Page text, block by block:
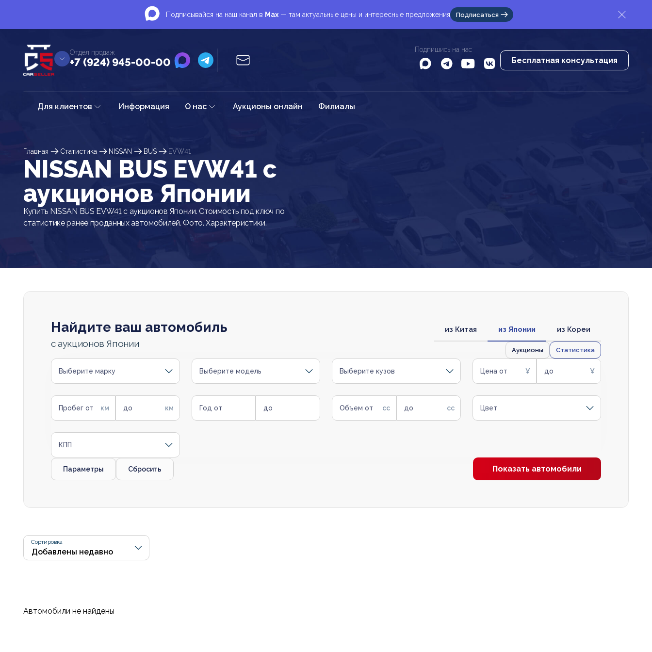
Подписывайся на наш канал в Max — там актуальные цены и интересные предложения Подписаться
Отдел продаж
+7 (924) 945-00-00
Подпишись на нас
Бесплатная консультация
Для клиентов Информация О нас Аукционы онлайн Филиалы
Главная Статистика NISSAN BUS EVW41
NISSAN BUS EVW41 c
аукционов Японии
Купить NISSAN BUS EVW41 с аукционов Японии. Стоимость под ключ по
статистике ранее проданных автомобилей. Фото. Характеристики.
Найдите ваш автомобиль
с аукционов Японии
из Китая из Японии из Кореи
Аукционы Статистика
Выберите марку Выберите модель Выберите кузов Цена от до
Пробег от до Год от до Объем от до Цвет
КПП
Параметры Сбросить Показать автомобили
Сортировка
Автомобили не найдены